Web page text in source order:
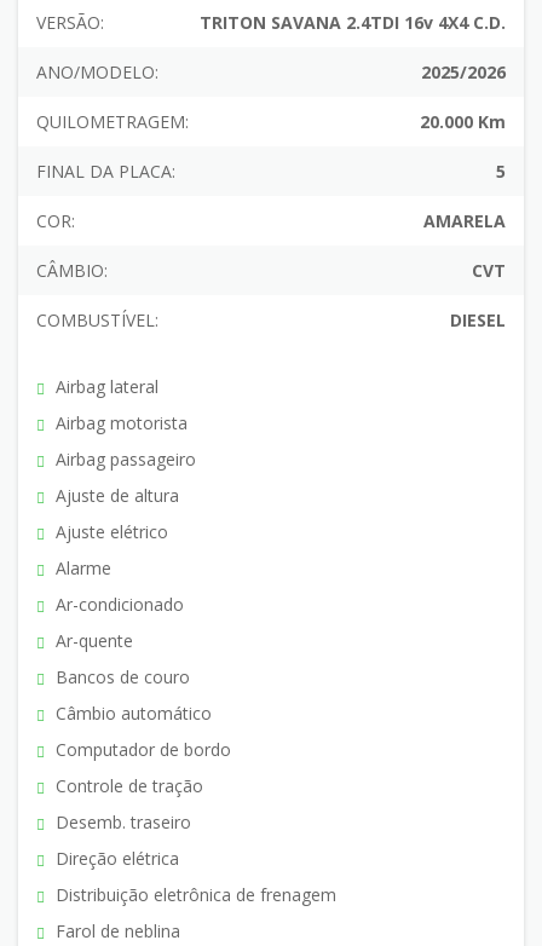
VERSÃO: TRITON SAVANA 2.4TDI 16v 4X4 C.D.
ANO/MODELO: 2025/2026
QUILOMETRAGEM: 20.000 Km
FINAL DA PLACA: 5
COR: AMARELA
CÂMBIO: CVT
COMBUSTÍVEL: DIESEL
Airbag lateral
Airbag motorista
Airbag passageiro
Ajuste de altura
Ajuste elétrico
Alarme
Ar-condicionado
Ar-quente
Bancos de couro
Câmbio automático
Computador de bordo
Controle de tração
Desemb. traseiro
Direção elétrica
Distribuição eletrônica de frenagem
Farol de neblina